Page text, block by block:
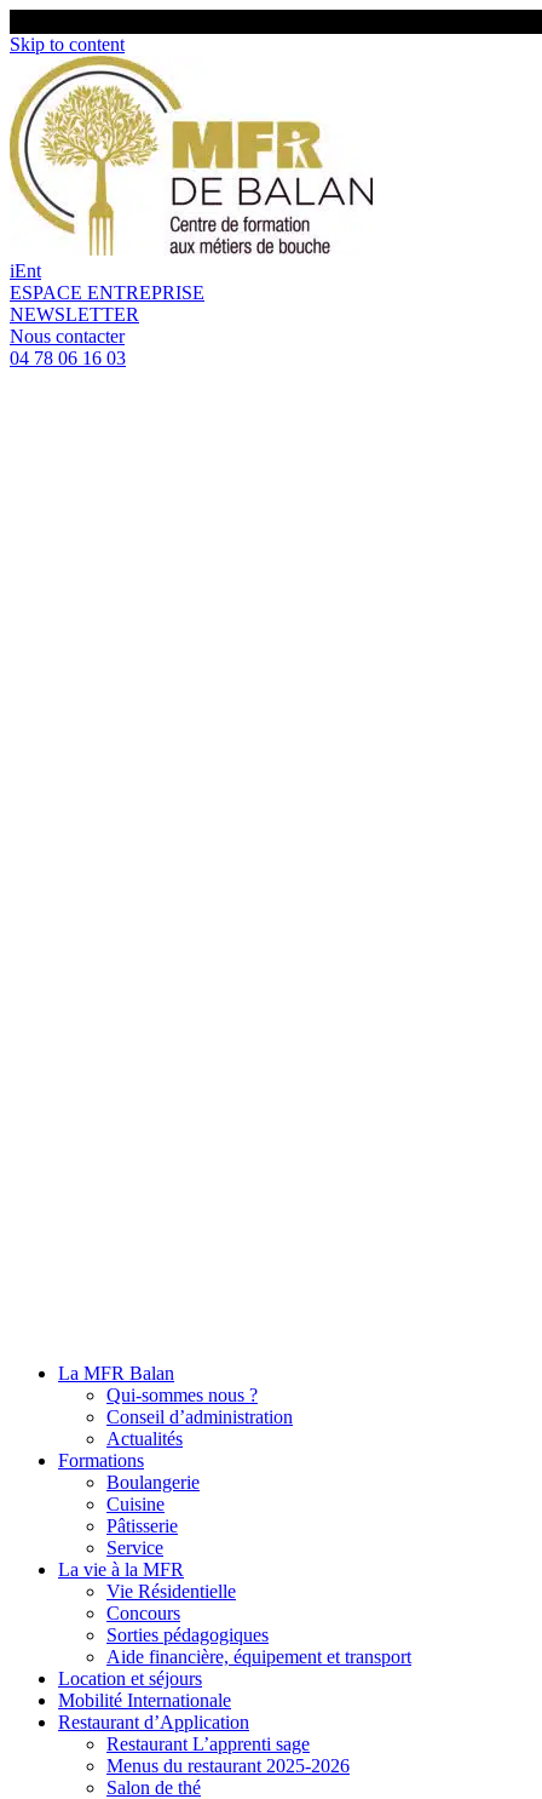
Skip to content
iEnt
ESPACE ENTREPRISE
NEWSLETTER
Nous contacter
04 78 06 16 03
La MFR Balan
Qui-sommes nous ?
Conseil d’administration
Actualités
Formations
Boulangerie
Cuisine
Pâtisserie
Service
La vie à la MFR
Vie Résidentielle
Concours
Sorties pédagogiques
Aide financière, équipement et transport
Location et séjours
Mobilité Internationale
Restaurant d’Application
Restaurant L’apprenti sage
Menus du restaurant 2025-2026
Salon de thé